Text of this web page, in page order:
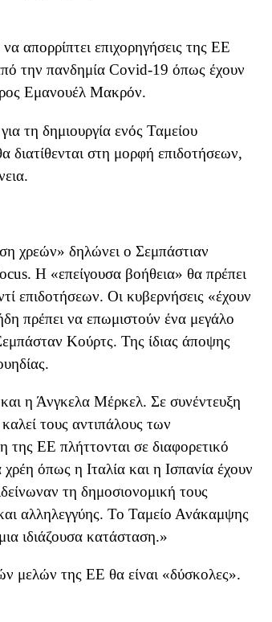
απορρίπτει επιχορηγήσεις της ΕΕ
από την πανδημία Covid-19 όπως έχουν
Εμανουέλ Μακρόν.
τη δημιουργία ενός Ταμείου
στη μορφή επιδοτήσεων,
χρεών» δηλώνει ο Σεμπάστιαν
Η «επείγουσα βοήθεια» θα πρέπει
επιδοτήσεων. Οι κυβερνήσεις «έχουν
πρέπει να επωμιστούν ένα μεγάλο
Κούρτς. Της ίδιας άποψης
η Άνγκελα Μέρκελ. Σε συνέντευξη
τους αντιπάλους των
ΕΕ πλήττονται σε διαφορετικό
όπως η Ιταλία και η Ισπανία έχουν
τη δημοσιονομική τους
αλληλεγγύης. Το Ταμείο Ανάκαμψης
ιδιάζουσα κατάσταση.»
μελών της ΕΕ θα είναι «δύσκολες».